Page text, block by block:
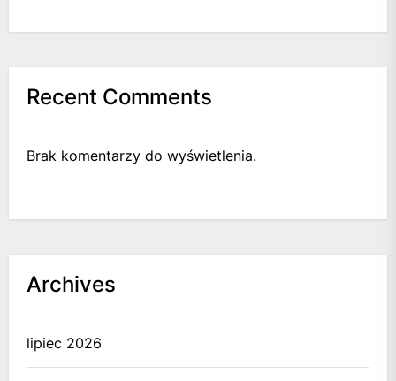
Recent Comments
Brak komentarzy do wyświetlenia.
Archives
lipiec 2026